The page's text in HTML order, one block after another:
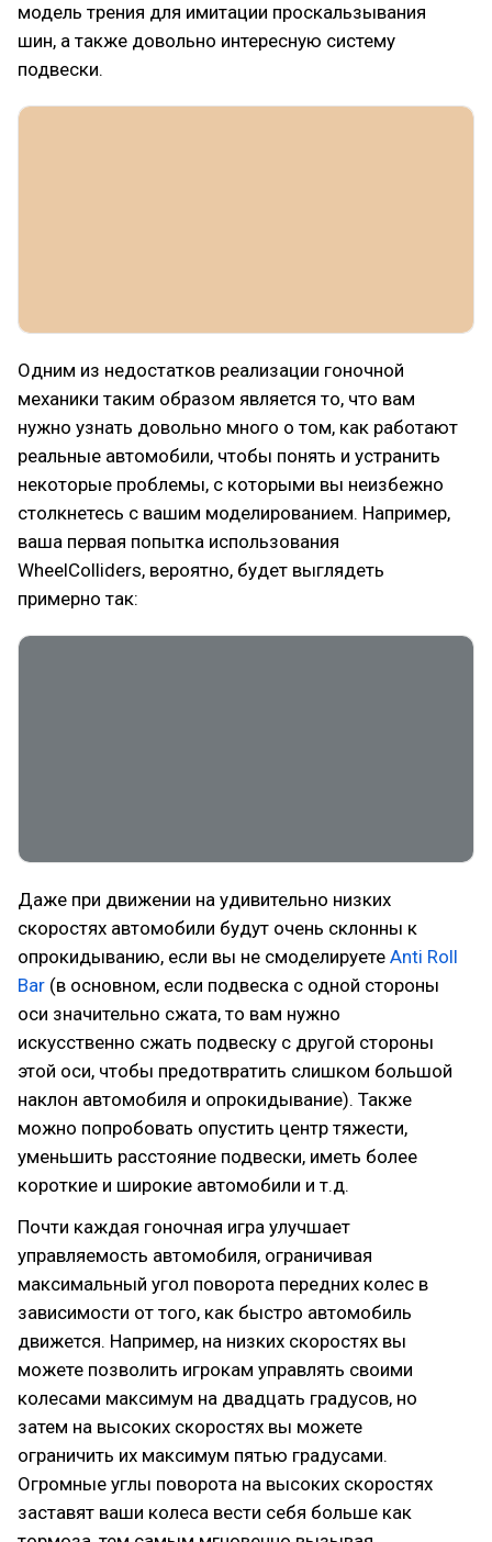
модель трения для имитации проскальзывания
шин, а также довольно интересную систему
подвески.
Одним из недостатков реализации гоночной
механики таким образом является то, что вам
нужно узнать довольно много о том, как работают
реальные автомобили, чтобы понять и устранить
некоторые проблемы, с которыми вы неизбежно
столкнетесь с вашим моделированием. Например,
ваша первая попытка использования
WheelColliders, вероятно, будет выглядеть
примерно так:
Даже при движении на удивительно низких
скоростях автомобили будут очень склонны к
опрокидыванию, если вы не смоделируете Anti Roll
Bar (в основном, если подвеска с одной стороны
оси значительно сжата, то вам нужно
искусственно сжать подвеску с другой стороны
этой оси, чтобы предотвратить слишком большой
наклон автомобиля и опрокидывание). Также
можно попробовать опустить центр тяжести,
уменьшить расстояние подвески, иметь более
короткие и широкие автомобили и т.д.
Почти каждая гоночная игра улучшает
управляемость автомобиля, ограничивая
максимальный угол поворота передних колес в
зависимости от того, как быстро автомобиль
движется. Например, на низких скоростях вы
можете позволить игрокам управлять своими
колесами максимум на двадцать градусов, но
затем на высоких скоростях вы можете
ограничить их максимум пятью градусами.
Огромные углы поворота на высоких скоростях
заставят ваши колеса вести себя больше как